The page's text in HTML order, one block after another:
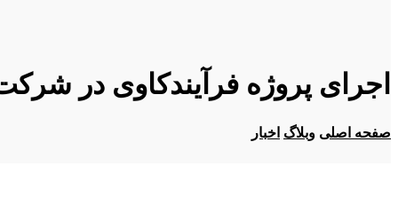
اجرای پروژه فرآیندکاوی در
صفحه اصلی وبلاگ اخبار